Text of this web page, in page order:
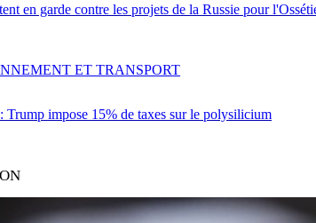
en garde contre les projets de la Russie pour
Trump impose 15% de taxes sur le polysilicium
ET TRANSPORT